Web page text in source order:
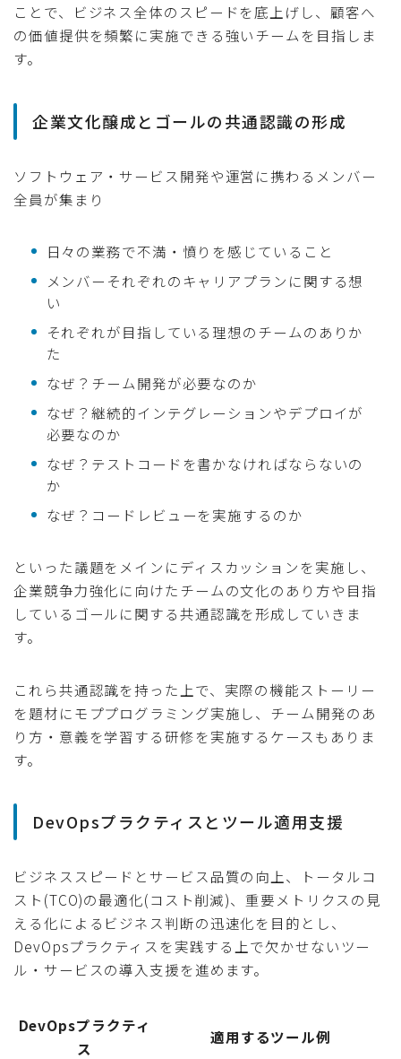
ことで、ビジネス全体のスピードを底上げし、顧客へ
の価値提供を頻繁に実施できる強いチームを目指しま
す。
企業文化醸成とゴールの共通認識の形成
ソフトウェア・サービス開発や運営に携わるメンバー
全員が集まり
日々の業務で不満・憤りを感じていること
メンバーそれぞれのキャリアプランに関する想
い
それぞれが目指している理想のチームのありか
た
なぜ？チーム開発が必要なのか
なぜ？継続的インテグレーションやデプロイが
必要なのか
なぜ？テストコードを書かなければならないの
か
なぜ？コードレビューを実施するのか
といった議題をメインにディスカッションを実施し、
企業競争力強化に向けたチームの文化のあり方や目指
しているゴールに関する共通認識を形成していきま
す。
これら共通認識を持った上で、実際の機能ストーリー
を題材にモププログラミング実施し、チーム開発のあ
り方・意義を学習する研修を実施するケースもありま
す。
DevOpsプラクティスとツール適用支援
ビジネススピードとサービス品質の向上、トータルコ
スト(TCO)の最適化(コスト削減)、重要メトリクスの見
える化によるビジネス判断の迅速化を目的とし、
DevOpsプラクティスを実践する上で欠かせないツー
ル・サービスの導入支援を進めます。
DevOpsプラクティ
ス
適用するツール例